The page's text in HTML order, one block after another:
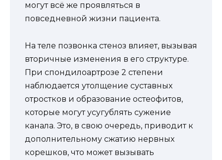
могут всё же проявляться в
повседневной жизни пациента.
На теле позвонка стеноз влияет, вызывая
вторичные изменения в его структуре.
При спондилоартрозе 2 степени
наблюдается утолщение суставных
отростков и образование остеофитов,
которые могут усугублять сужение
канала. Это, в свою очередь, приводит к
дополнительному сжатию нервных
корешков, что может вызывать